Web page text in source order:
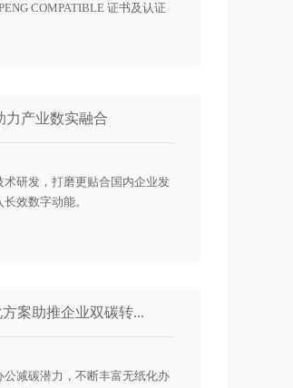
COMPATIBLE 证书及认证
力产业数实融合
研发，打磨更贴合国内企业发
效数字动能。
案助推企业双碳转...
减碳潜力，不断丰富无纸化办